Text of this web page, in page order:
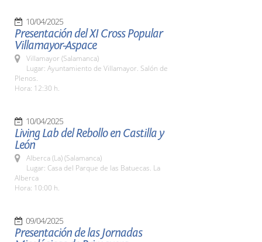
10/04/2025
Presentación del XI Cross Popular
Villamayor-Aspace
Villamayor (Salamanca)
Lugar: Ayuntamiento de Villamayor. Salón de
Plenos.
Hora: 12:30 h.
10/04/2025
Living Lab del Rebollo en Castilla y
León
Alberca (La) (Salamanca)
Lugar: Casa del Parque de las Batuecas. La
Alberca
Hora: 10:00 h.
09/04/2025
Presentación de las Jornadas